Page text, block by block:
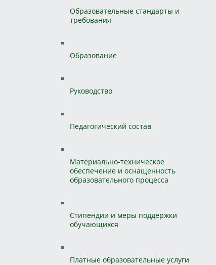
Образовательные стандарты и
требования
Образование
Руководство
Педагогический состав
Материально-техническое
обеспечение и оснащенность
образовательного процесса
Стипендии и меры поддержки
обучающихся
Платные образовательные услуги